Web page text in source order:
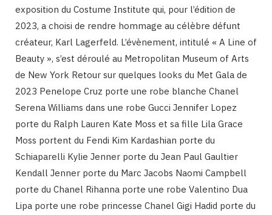
exposition du Costume Institute qui, pour l’édition de
2023, a choisi de rendre hommage au célèbre défunt
créateur, Karl Lagerfeld. L’évènement, intitulé « A Line of
Beauty », s’est déroulé au Metropolitan Museum of Arts
de New York Retour sur quelques looks du Met Gala de
2023 Penelope Cruz porte une robe blanche Chanel
Serena Williams dans une robe Gucci Jennifer Lopez
porte du Ralph Lauren Kate Moss et sa fille Lila Grace
Moss portent du Fendi Kim Kardashian porte du
Schiaparelli Kylie Jenner porte du Jean Paul Gaultier
Kendall Jenner porte du Marc Jacobs Naomi Campbell
porte du Chanel Rihanna porte une robe Valentino Dua
Lipa porte une robe princesse Chanel Gigi Hadid porte du